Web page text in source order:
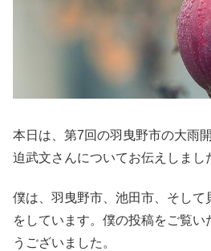
本日は、第7回の羽曳野市の大雨
迫武文さんについてお伝えしまし
僕は、羽曳野市、池田市、そして
をしています。僕の投稿をご覧い
うございました。